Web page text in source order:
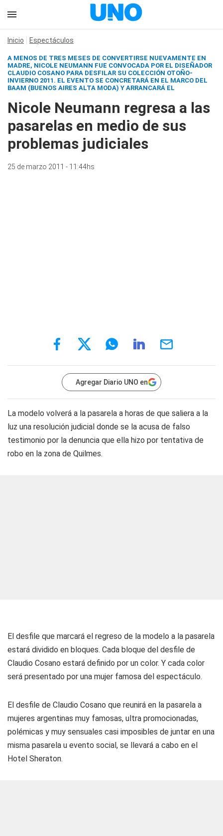
Inicio Espectáculos
A MENOS DE TRES MESES DE CONVERTIRSE NUEVAMENTE EN
MADRE, NICOLE NEUMANN FUE CONVOCADA POR EL DISEÑADOR
CLAUDIO COSANO PARA DESFILAR SU COLECCIÓN OTOÑO-
INVIERNO 2011. EL EVENTO SE CONCRETARÁ EN EL MARCO DEL
BAAM (BUENOS AIRES ALTA MODA) Y ARRANCARÁ EL
Nicole Neumann regresa a las
pasarelas en medio de sus
problemas judiciales
25 de marzo 2011 - 11:44hs
Agregar Diario UNO en
La modelo volverá a la pasarela a horas de que saliera a la
luz una resolución judicial donde se la acusa de falso
testimonio por la denuncia que ella hizo por tentativa de
robo en la zona de Quilmes.
El desfile que marcará el regreso de la modelo a la pasarela
estará dividido en bloques. Cada bloque del desfile de
Claudio Cosano estará definido por un color. Y cada color
será presentado por una mujer famosa del espectáculo.
El desfile de Claudio Cosano que reunirá en la pasarela a
mujeres argentinas muy famosas, ultra promocionadas,
polémicas y muy sensuales casi imposibles de juntar en una
misma pasarela u evento social, se llevará a cabo en el
Hotel Sheraton.